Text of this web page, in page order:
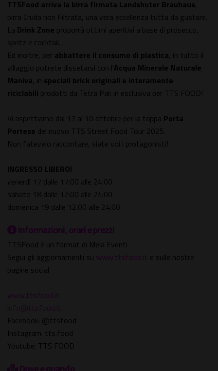
TTSFood arriva la birra firmata Landshuter Brauhaus,
birra Cruda non Filtrata, una vera eccellenza tutta da gustare.
La Drink Zone proporrà ottimi aperitivi a base di prosecco,
spritz e cocktail.
Ed inoltre, per abbattere il consumo di plastica, in tutto il
villaggio potrete dissetarvi con l'Acqua Minerale Naturale
Maniva, in speciali brick originali e interamente
riciclabili prodotti da Tetra Pak in esclusiva per TTS FOOD!
Vi aspettiamo dal 17 al 10 ottobre per la tappa Porta
Portese del nuovo TTS Street Food Tour 2025.
Non fatevelo raccontare, siate voi i protagonisti!
INGRESSO LIBERO!
venerdì 17 dalle 17:00 alle 24:00
sabato 18 dalle 12:00 alle 24:00
domenica 19 dalle 12:00 alle 24:00
Informazioni, orari e prezzi
TTSFood è un format di Mela Eventi
Segui gli aggiornamenti su www.ttsfood.it e sulle nostre
pagine social
www.ttsfood.it
info@ttsfood.it
Facebook: @ttsfood
Instagram: tts.food
Youtube: TTS FOOD